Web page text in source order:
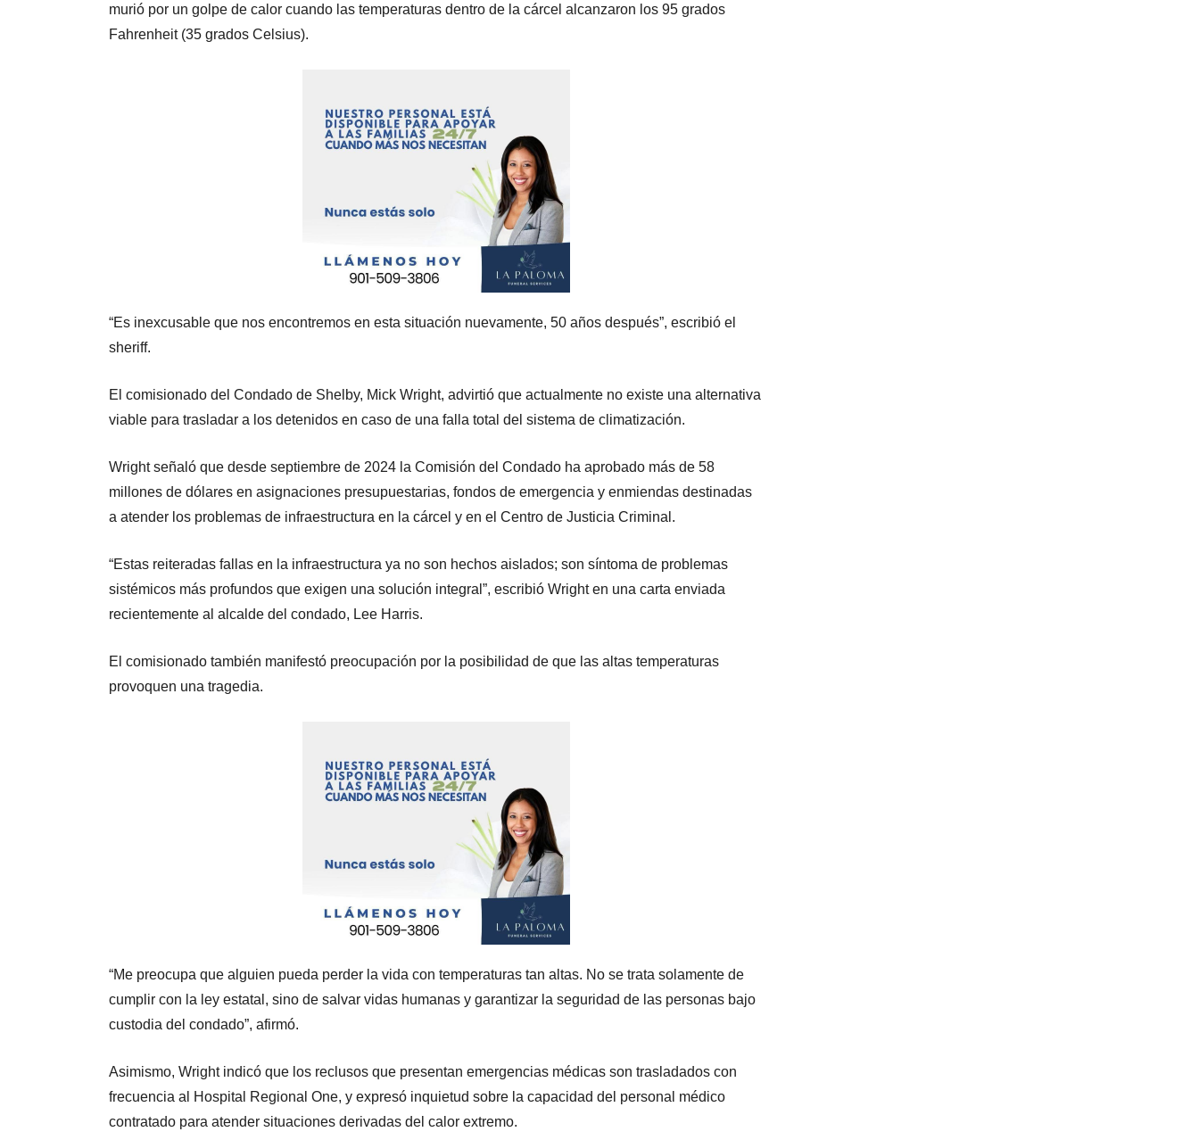
murió por un golpe de calor cuando las temperaturas dentro de la cárcel alcanzaron los 95 grados
Fahrenheit (35 grados Celsius).
“Es inexcusable que nos encontremos en esta situación nuevamente, 50 años después”, escribió el
sheriff.
El comisionado del Condado de Shelby, Mick Wright, advirtió que actualmente no existe una alternativa
viable para trasladar a los detenidos en caso de una falla total del sistema de climatización.
Wright señaló que desde septiembre de 2024 la Comisión del Condado ha aprobado más de 58
millones de dólares en asignaciones presupuestarias, fondos de emergencia y enmiendas destinadas
a atender los problemas de infraestructura en la cárcel y en el Centro de Justicia Criminal.
“Estas reiteradas fallas en la infraestructura ya no son hechos aislados; son síntoma de problemas
sistémicos más profundos que exigen una solución integral”, escribió Wright en una carta enviada
recientemente al alcalde del condado, Lee Harris.
El comisionado también manifestó preocupación por la posibilidad de que las altas temperaturas
provoquen una tragedia.
“Me preocupa que alguien pueda perder la vida con temperaturas tan altas. No se trata solamente de
cumplir con la ley estatal, sino de salvar vidas humanas y garantizar la seguridad de las personas bajo
custodia del condado”, afirmó.
Asimismo, Wright indicó que los reclusos que presentan emergencias médicas son trasladados con
frecuencia al Hospital Regional One, y expresó inquietud sobre la capacidad del personal médico
contratado para atender situaciones derivadas del calor extremo.